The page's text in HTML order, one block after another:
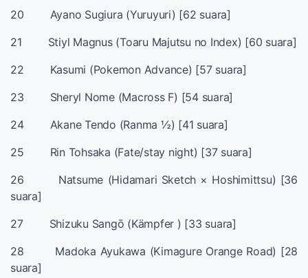
20 Ayano Sugiura (Yuruyuri) [62 suara]
21 Stiyl Magnus (Toaru Majutsu no Index) [60 suara]
22 Kasumi (Pokemon Advance) [57 suara]
23 Sheryl Nome (Macross F) [54 suara]
24 Akane Tendo (Ranma ½) [41 suara]
25 Rin Tohsaka (Fate/stay night) [37 suara]
26 Natsume (Hidamari Sketch × Hoshimittsu) [36
suara]
27 Shizuku Sangō (Kämpfer ) [33 suara]
28 Madoka Ayukawa (Kimagure Orange Road) [28
suara]